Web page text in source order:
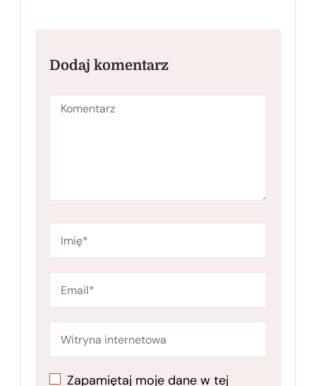
Dodaj komentarz
Zapamiętaj moje dane w tej